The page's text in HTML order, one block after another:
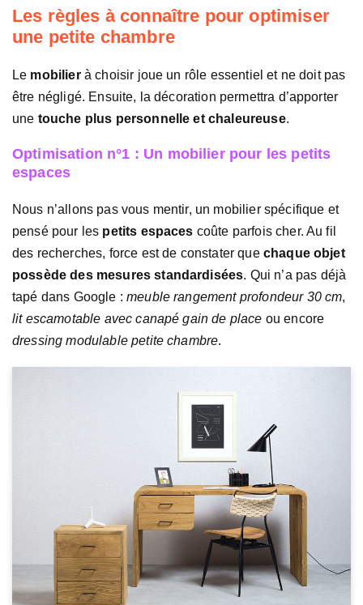
Les règles à connaître pour optimiser
une petite chambre
Le mobilier à choisir joue un rôle essentiel et ne doit pas
être négligé. Ensuite, la décoration permettra d’apporter
une touche plus personnelle et chaleureuse.
Optimisation n°1 : Un mobilier pour les petits
espaces
Nous n’allons pas vous mentir, un mobilier spécifique et
pensé pour les petits espaces coûte parfois cher. Au fil
des recherches, force est de constater que chaque objet
possède des mesures standardisées. Qui n’a pas déjà
tapé dans Google :meuble rangement profondeur 30 cm,
lit escamotable avec canapé gain de place ou encore
dressing modulable petite chambre.